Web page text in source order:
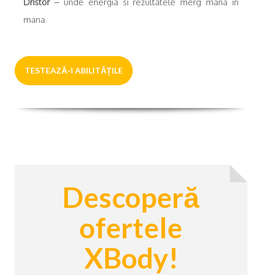
mana.
TESTEAZĂ-I ABILITĂȚILE
Descoperă
ofertele
XBody!